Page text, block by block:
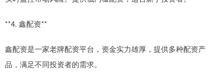
**4. 鑫配资**
鑫配资是一家老牌配资平台，资金实力雄厚，提供多种配资产
品，满足不同投资者的需求。